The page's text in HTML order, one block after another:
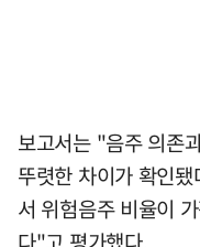
보고서는 "음주 의존
뚜렷한 차이가 확인
서 위험음주 비율이